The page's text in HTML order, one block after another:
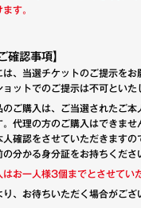
す。
確認事項】
は、当選チケットのご提示をお
ョットでのご提示は不可といた
のご購入は、ご当選されたご本
。代理の方のご購入はできませ
人確認をさせていただきますの
分かる身分証をお持ちくださ
お一人様3個までとさせてい
、お待ちいただく場合がござ